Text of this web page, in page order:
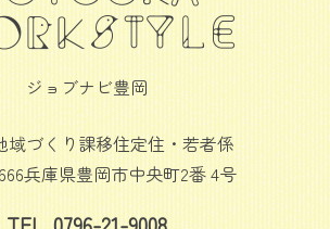
ジョブナビ豊岡
域づくり課移住定住・若者係
兵庫県豊岡市中央町2番 4号